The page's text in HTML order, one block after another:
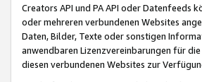
Creators API und PA API oder Datenfeeds
oder mehreren verbundenen Websites
Daten, Bilder, Texte oder sonstigen
anwendbaren Lizenzvereinbarungen für
diesen verbundenen Websites zur